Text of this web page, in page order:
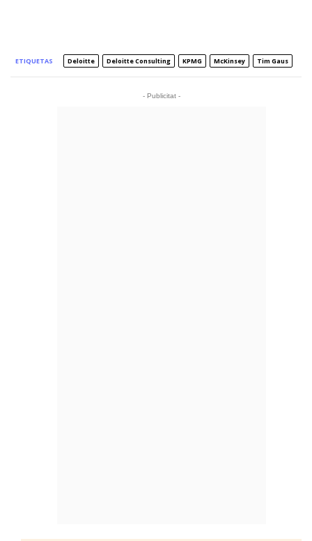
ETIQUETAS Deloitte Deloitte Consulting KPMG McKinsey Tim Gaus
- Publicitat -